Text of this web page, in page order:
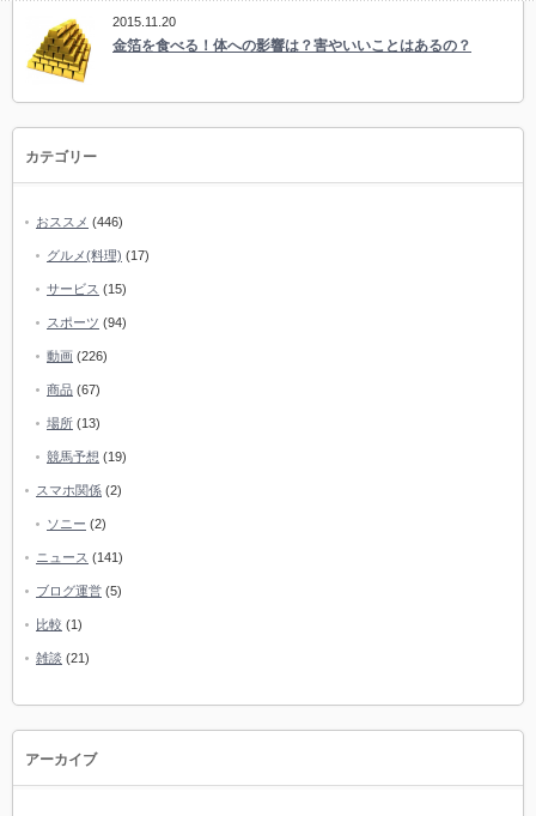
2015.11.20
金箔を食べる！体への影響は？害やいいことはあるの？
カテゴリー
おススメ (446)
グルメ(料理) (17)
サービス (15)
スポーツ (94)
動画 (226)
商品 (67)
場所 (13)
競馬予想 (19)
スマホ関係 (2)
ソニー (2)
ニュース (141)
ブログ運営 (5)
比較 (1)
雑談 (21)
アーカイブ